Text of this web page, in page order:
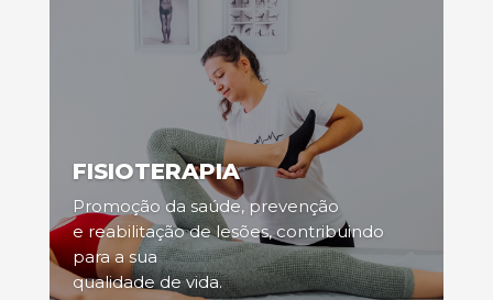
FISIOTERAPIA
Promoção da saúde, prevenção
e reabilitação de lesões, contribuindo
para a sua
qualidade de vida.